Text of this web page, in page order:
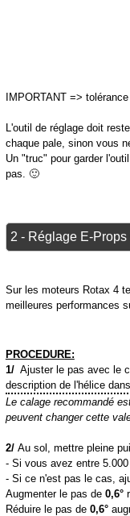
IMPORTANT =>
L'outil de réglage doit
chaque pale, sinon vous
Un "truc" pour garder
pas. 🙂
2 - Réglage E-
Sur les moteurs Rotax 4
meilleures performances
PROCEDURE:
1/Ajuster le pas avec le
description de l'hélice
Le calage recommandé
peuvent changer cette
2/Au sol, mettre pleine
- Si vous avez entre
- Si ce n'est pas le cas,
Augmenter le pas de 0,6°
Réduire le pas de 0,6°